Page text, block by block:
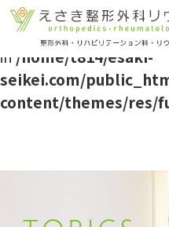
Warning: Attempt to
in /home/t814/esaki-
seikei.com/
content/themes/res/